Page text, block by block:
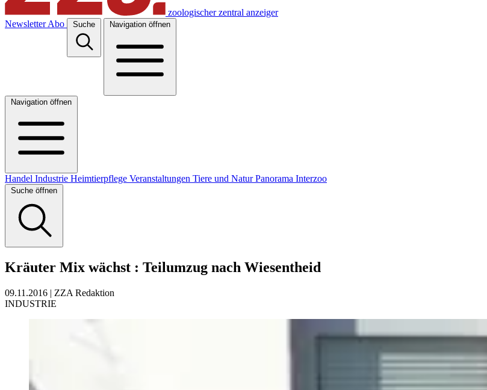
zoologischer zentral anzeiger
Newsletter Abo Suche Navigation öffnen
Navigation öffnen
Handel Industrie Heimtierpflege Veranstaltungen Tiere und NaturPanorama Interzoo
Suche öffnen
Kräuter Mix wächst : Teilumzug nach Wiesentheid
09.11.2016 | ZZA Redaktion
INDUSTRIE